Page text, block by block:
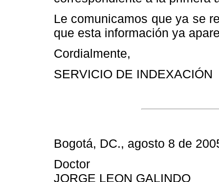
Le comunicamos que ya se
que esta información ya
Cordialmente,
SERVICIO DE INDEXACIÓN
Bogotá, DC., agosto 8 de
Doctor
JORGE LEON GALINDO